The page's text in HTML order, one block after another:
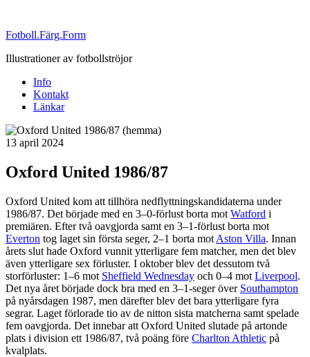
Fotboll.Färg.Form
Illustrationer av fotbollströjor
Info
Kontakt
Länkar
Publicerat
13 april 2024
Oxford United 1986/87
Oxford United kom att tillhöra nedflyttningskandidaterna under
1986/87. Det började med en 3–0-förlust borta mot Watford i
premiären. Efter två oavgjorda samt en 3–1-förlust borta mot
Everton tog laget sin första seger, 2–1 borta mot Aston Villa. Innan
årets slut hade Oxford vunnit ytterligare fem matcher, men det blev
även ytterligare sex förluster. I oktober blev det dessutom två
storförluster: 1–6 mot Sheffield Wednesday och 0–4 mot Liverpool.
Det nya året började dock bra med en 3–1-seger över Southampton
på nyårsdagen 1987, men därefter blev det bara ytterligare fyra
segrar. Laget förlorade tio av de nitton sista matcherna samt spelade
fem oavgjorda. Det innebar att Oxford United slutade på artonde
plats i division ett 1986/87, två poäng före Charlton Athletic på
kvalplats.